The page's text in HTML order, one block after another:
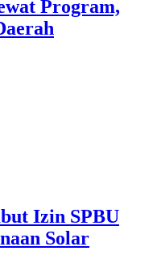
Program,
Izin SPBU
Solar